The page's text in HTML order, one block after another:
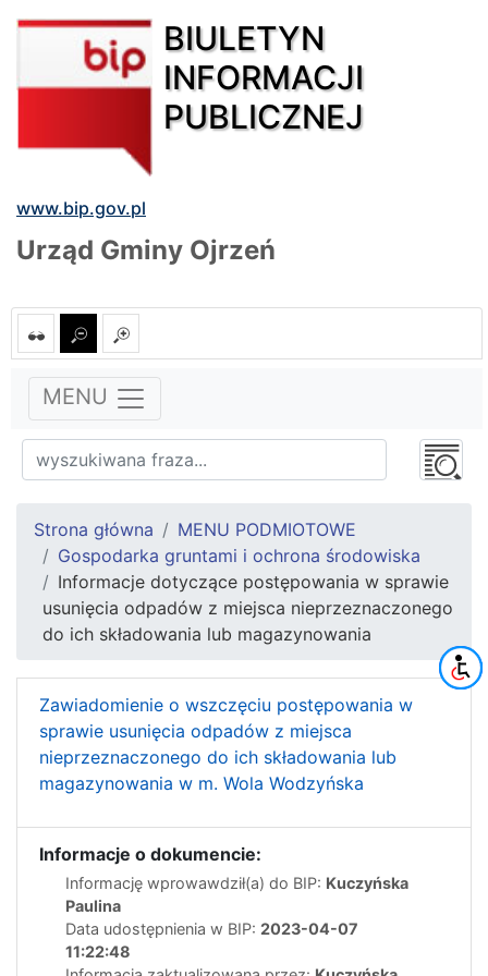
BIULETYN
INFORMACJI
PUBLICZNEJ
www.bip.gov.pl
Urząd Gminy Ojrzeń
MENU
Strona główna
MENU PODMIOTOWE
Gospodarka gruntami i ochrona środowiska
Informacje dotyczące postępowania w sprawie
usunięcia odpadów z miejsca nieprzeznaczonego
do ich składowania lub magazynowania
Zawiadomienie o wszczęciu postępowania w
sprawie usunięcia odpadów z miejsca
nieprzeznaczonego do ich składowania lub
magazynowania w m. Wola Wodzyńska
Informacje o dokumencie:
Informację wprowawdził(a) do BIP: Kuczyńska
Paulina
Data udostępnienia w BIP: 2023-04-07
11:22:48